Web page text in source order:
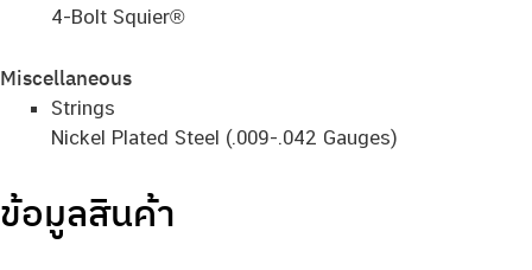
4-Bolt Squier®
Miscellaneous
Strings
Nickel Plated Steel (.009-.042 Gauges)
ข้อมูลสินค้า